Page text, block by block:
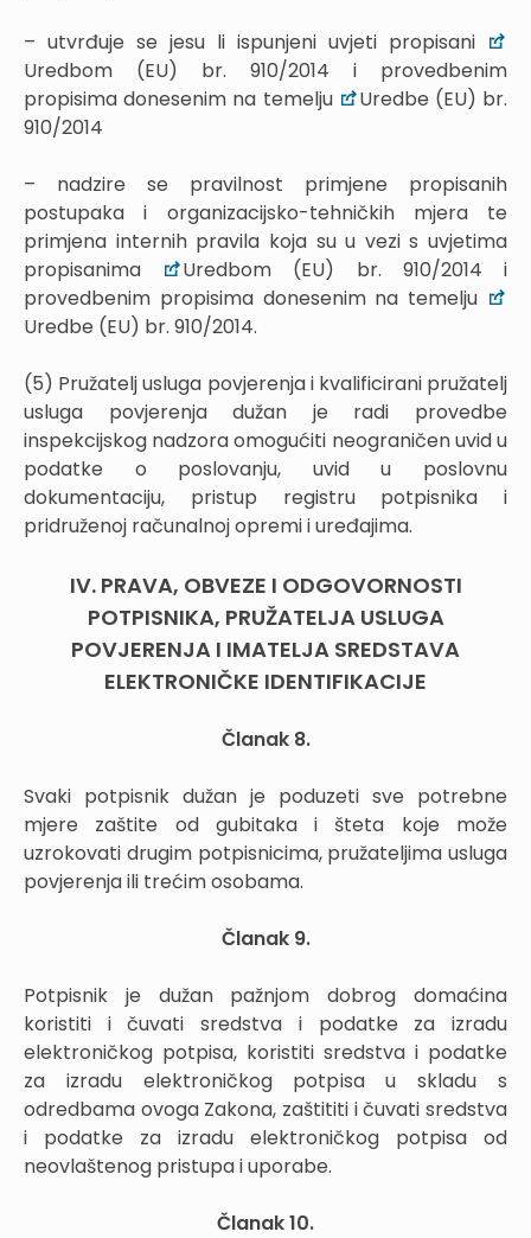
– utvrđuje se jesu li ispunjeni uvjeti propisani
Uredbom (EU) br. 910/2014 i provedbenim
propisima donesenim na temelju
Uredbe (EU) br.
910/2014
– nadzire se pravilnost primjene propisanih
postupaka i organizacijsko-tehničkih mjera te
primjena internih pravila koja su u vezi s uvjetima
propisanima
Uredbom (EU) br. 910/2014 i
provedbenim propisima donesenim na temelju
Uredbe (EU) br. 910/2014.
(5) Pružatelj usluga povjerenja i kvalificirani pružatelj
usluga povjerenja dužan je radi provedbe
inspekcijskog nadzora omogućiti neograničen uvid u
podatke o poslovanju, uvid u poslovnu
dokumentaciju, pristup registru potpisnika i
pridruženoj računalnoj opremi i uređajima.
IV. PRAVA, OBVEZE I ODGOVORNOSTI
POTPISNIKA, PRUŽATELJA USLUGA
POVJERENJA I IMATELJA SREDSTAVA
ELEKTRONIČKE IDENTIFIKACIJE
Članak 8.
Svaki potpisnik dužan je poduzeti sve potrebne
mjere zaštite od gubitaka i šteta koje može
uzrokovati drugim potpisnicima, pružateljima usluga
povjerenja ili trećim osobama.
Članak 9.
Potpisnik je dužan pažnjom dobrog domaćina
koristiti i čuvati sredstva i podatke za izradu
elektroničkog potpisa, koristiti sredstva i podatke
za izradu elektroničkog potpisa u skladu s
odredbama ovoga Zakona, zaštititi i čuvati sredstva
i podatke za izradu elektroničkog potpisa od
neovlaštenog pristupa i uporabe.
Članak 10.